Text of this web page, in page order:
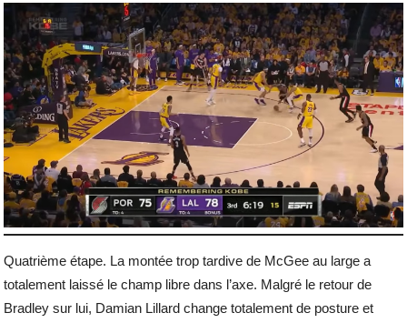
Quatrième étape. La montée trop tardive de McGee au large a
totalement laissé le champ libre dans l’axe. Malgré le retour de
Bradley sur lui, Damian Lillard change totalement de posture et